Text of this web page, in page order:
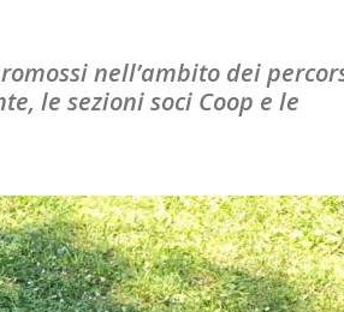
nell’ambito dei
le sezioni soci Coop e le